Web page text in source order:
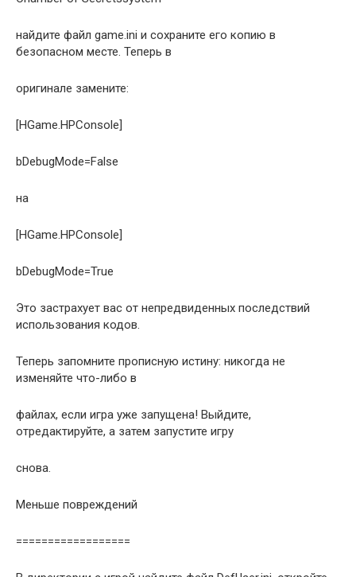
найдите файл game.ini и сохраните его копию в
безопасном месте. Теперь в
оригинале замените:
[HGame.HPConsole]
bDebugMode=False
на
[HGame.HPConsole]
bDebugMode=True
Это застрахует вас от непредвиденных последствий
использования кодов.
Теперь запомните прописную истину: никогда не
изменяйте что-либо в
файлах, если игра уже запущена! Выйдите,
отредактируйте, а затем запустите игру
снова.
Меньше повреждений
==================